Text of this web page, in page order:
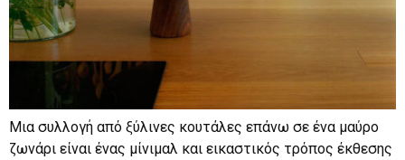
Μια συλλογή από ξύλινες κουτάλες επάνω σε ένα μαύρο
ζωνάρι είναι ένας μίνιμαλ και εικαστικός τρόπος έκθεσης